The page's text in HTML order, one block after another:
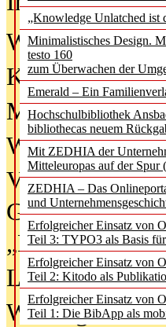
„Knowledge Unlatched ist
Minimalistisches Design.
testo 160
zum Überwachen der
Emerald – Ein
Hochschulbibliothek
bibliothecas neuem
Mit ZEDHIA der
Mitteleuropas auf der Spur
ZEDHIA – Das
und
Erfolgreicher Einsatz von
Teil 3: TYPO3 als Basis
Erfolgreicher Einsatz von
Teil 2: Kitodo als
Erfolgreicher Einsatz von
Teil 1: Die BibApp als
Was
Kinder in der
Metadaten als
Wenn Bots
Von
Geisterjagd-
„Library of
Lesen als
Wie